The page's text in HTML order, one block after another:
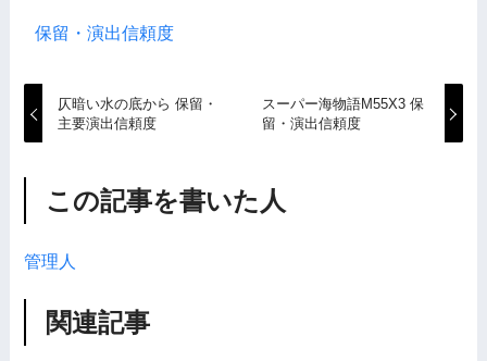
保留・演出信頼度
仄暗い水の底から 保留・
主要演出信頼度
スーパー海物語M55X3 保
留・演出信頼度
この記事を書いた人
管理人
関連記事